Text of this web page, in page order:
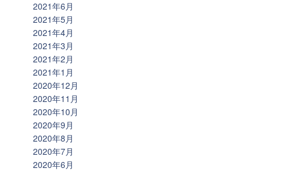
2021年6月
2021年5月
2021年4月
2021年3月
2021年2月
2021年1月
2020年12月
2020年11月
2020年10月
2020年9月
2020年8月
2020年7月
2020年6月